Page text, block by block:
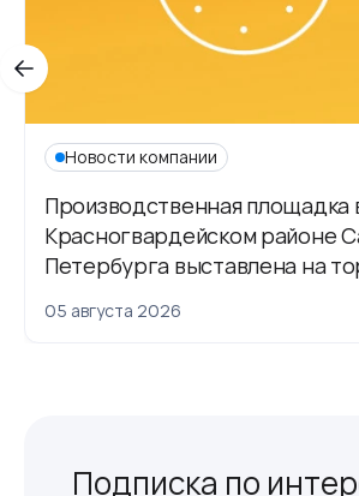
Новости компании
Производственная площадка
Красногвардейском районе
Петербурга выставлена на
05 августа 2026
Подписка по